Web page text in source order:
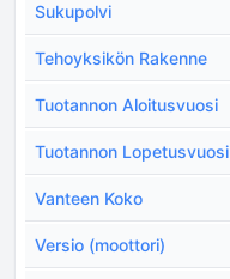
Sukupolvi
Tehoyksikön Rakenne
Tuotannon Aloitusvuosi
Tuotannon Lopetusvuosi
Vanteen Koko
Versio (moottori)